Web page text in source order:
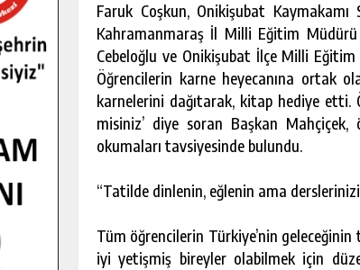
Faruk Coşkun, Onikişubat
Kahramanmaraş İl Milli Eğitim
Cebeloğlu ve Onikişubat İlçe Milli Eğitim
Öğrencilerin karne heyecanına ortak
karnelerini dağıtarak, kitap hediye etti.
misiniz’ diye soran Başkan
okumaları tavsiyesinde bulundu.
“Tatilde dinlenin, eğlenin ama
Tüm öğrencilerin Türkiye’nin
iyi yetişmiş bireyler olabilmek için
GÜNLÜK HABER AKIŞI
GENÇLER PUSULA MARAŞ
YENI MEDYA VE
KEŞFETTI.